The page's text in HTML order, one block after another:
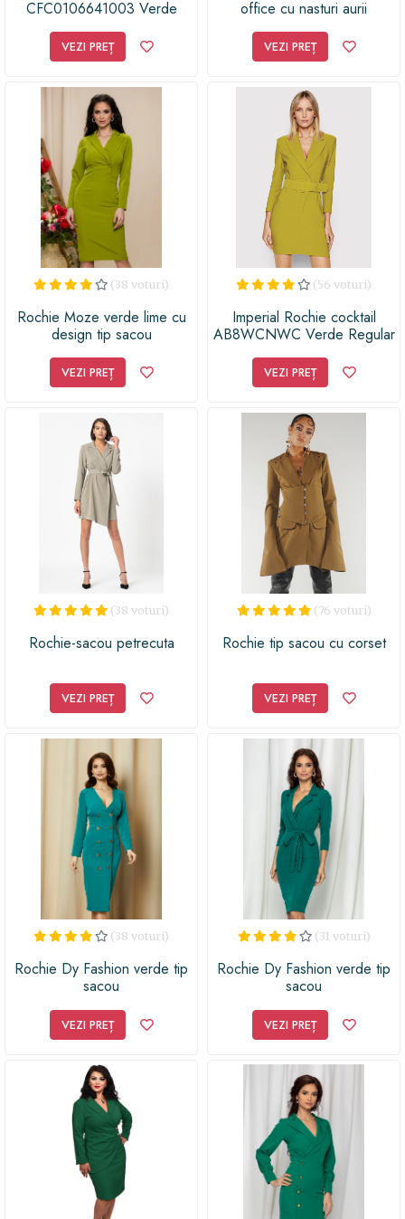
CFC0106641003 Verde
VEZI PREȚ
office cu nasturi aurii
VEZI PREȚ
(38 voturi)
Rochie Moze verde lime cu
design tip sacou
VEZI PREȚ
(56 voturi)
Imperial Rochie cocktail
AB8WCNWC Verde Regular
VEZI PREȚ
(38 voturi)
Rochie-sacou petrecuta
VEZI PREȚ
(76 voturi)
Rochie tip sacou cu corset
VEZI PREȚ
(38 voturi)
Rochie Dy Fashion verde tip
sacou
VEZI PREȚ
(31 voturi)
Rochie Dy Fashion verde tip
sacou
VEZI PREȚ